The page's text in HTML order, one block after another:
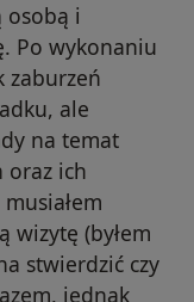
osobą i
Po wykonaniu
zaburzeń
ale
na temat
oraz ich
wizytę (byłem
stwierdzić czy
jednak